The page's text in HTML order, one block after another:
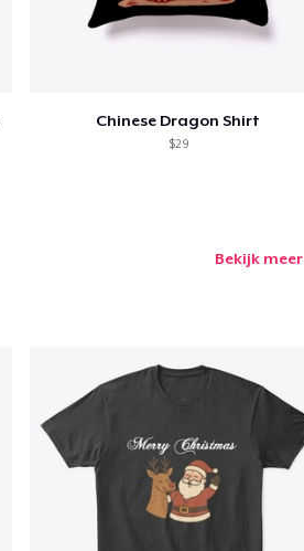
Chinese Dragon Shirt
$29
Bekijk meer